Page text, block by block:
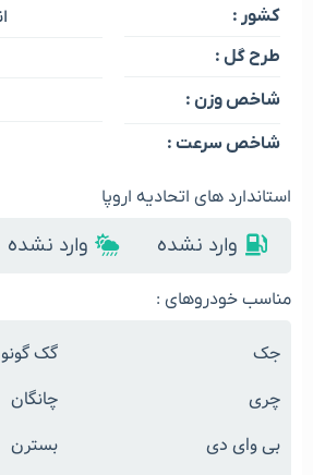
کشور :
طرح گل :
شاخص وزن :
شاخص سرعت :
استاندارد های اتحادیه اروپا
وارد نشده وارد نشده
مناسب خودروهای :
جک
گک گونو
چری
چانگان
بی وای دی
بسترن